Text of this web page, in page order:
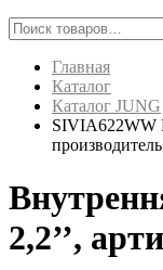
Главная
Каталог
Каталог JUNG
SIVIA622WW
2,2’’,